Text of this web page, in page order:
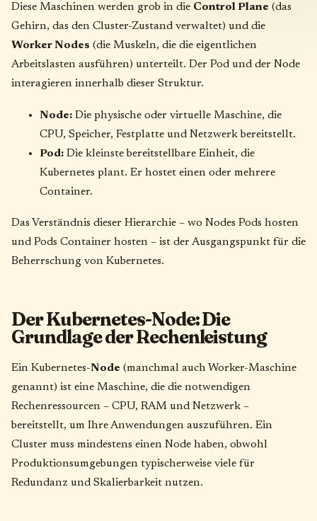
Diese Maschinen werden grob in die Control Plane (das
Gehirn, das den Cluster-Zustand verwaltet) und die
Worker Nodes (die Muskeln, die die eigentlichen
Arbeitslasten ausführen) unterteilt. Der Pod und der Node
interagieren innerhalb dieser Struktur.
Node: Die physische oder virtuelle Maschine, die
CPU, Speicher, Festplatte und Netzwerk bereitstellt.
Pod: Die kleinste bereitstellbare Einheit, die
Kubernetes plant. Er hostet einen oder mehrere
Container.
Das Verständnis dieser Hierarchie – wo Nodes Pods hosten
und Pods Container hosten – ist der Ausgangspunkt für die
Beherrschung von Kubernetes.
Der Kubernetes-Node: Die
Grundlage der Rechenleistung
Ein Kubernetes-Node (manchmal auch Worker-Maschine
genannt) ist eine Maschine, die die notwendigen
Rechenressourcen – CPU, RAM und Netzwerk –
bereitstellt, um Ihre Anwendungen auszuführen. Ein
Cluster muss mindestens einen Node haben, obwohl
Produktionsumgebungen typischerweise viele für
Redundanz und Skalierbarkeit nutzen.